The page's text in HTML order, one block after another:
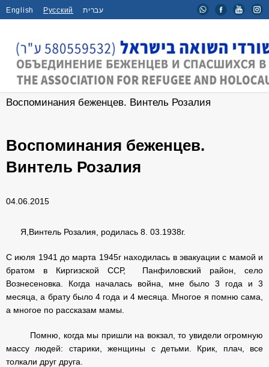
English Русский עברית
Главная / Новости /
Воспоминания беженцев. Винтель Розалия
Воспоминания беженцев.
Винтель Розалия
04.06.2015
Я,Винтель Розалия, родилась 8. 03.1938г.
С июля 1941 до марта 1945г находилась в эвакуации с мамой и
братом в Киргизской ССР, Панфиловский район, село
Вознесеновка. Когда началась война, мне было 3 года и 3
месяца, а брату было 4 года и 4 месяца. Многое я помню сама,
а многое по рассказам мамы.
Помню, когда мы пришли на вокзал, то увидели огромную
массу людей: старики, женщины с детьми. Крик, плач, все
толкали друг друга.